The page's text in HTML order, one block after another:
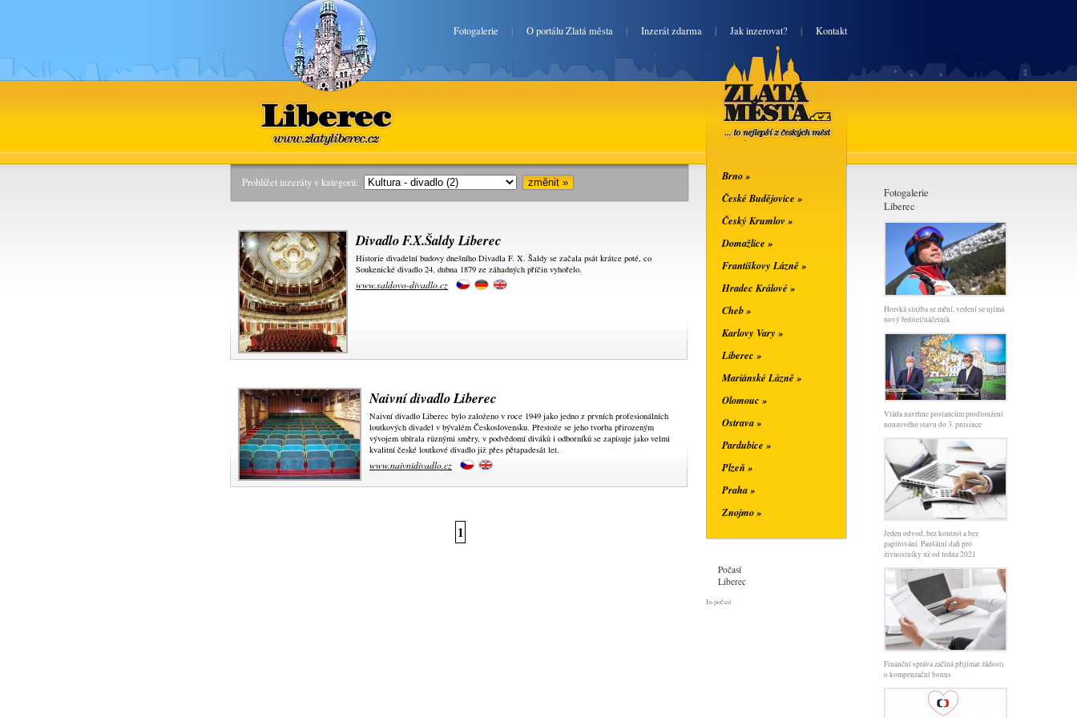
Fotogalerie | O portálu Zlatá města | Inzerát zdarma | Jak inzerovat? | Kontakt
Liberec
www.zlatyliberec.cz
Prohlížet inzeráty v kategorii:
Divadlo F.X.Šaldy Liberec
Historie divadelní budovy dnešního Divadla F. X. Šaldy se začala psát krátce poté, co
Soukenické divadlo 24. dubna 1879 ze záhadných příčin vyhořelo.
www.saldovo-divadlo.cz
Naivní divadlo Liberec
Naivní divadlo Liberec bylo založeno v roce 1949 jako jedno z prvních profesionálních
loutkových divadel v bývalém Československu. Přestože se jeho tvorba přirozeným
vývojem ubírala různými směry, v podvědomí diváků i odborníků se zapisuje jako velmi
kvalitní české loutkové divadlo již přes pětapadesát let.
www.naivnidivadlo.cz
1
Fotogalerie
Liberec
Horská služba se mění, vedení se ujímá
nový ředitel/náčelník
Vláda navrhne poslancům prodloužení
nouzového stavu do 3. prosince
Jeden odvod, bez kontrol a bez
papírování. Paušální daň pro
živnostníky už od ledna 2021
Finanční správa začíná přijímat žádosti
o kompenzační bonus
Zlatá města
... to nejlepší z
českých měst
Brno »
České Budějovice »
Český Krumlov »
Domažlice »
Františkovy Lázně »
Hradec Králové »
Cheb »
Karlovy Vary »
Liberec »
Mariánské Lázně »
Olomouc »
Ostrava »
Pardubice »
Plzeň »
Praha »
Znojmo »
Počasí
Liberec
In-počasí